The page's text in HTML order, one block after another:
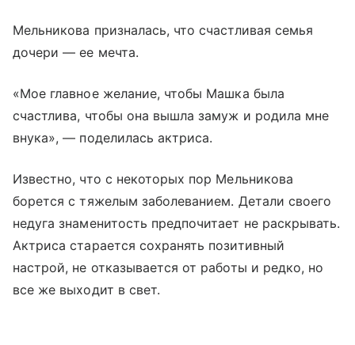
Мельникова призналась, что счастливая семья
дочери — ее мечта.
«Мое главное желание, чтобы Машка была
счастлива, чтобы она вышла замуж и родила мне
внука», — поделилась актриса.
Известно, что с некоторых пор Мельникова
борется с тяжелым заболеванием. Детали своего
недуга знаменитость предпочитает не раскрывать.
Актриса старается сохранять позитивный
настрой, не отказывается от работы и редко, но
все же выходит в свет.